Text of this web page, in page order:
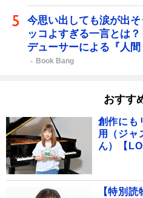
今思い出しても涙が出
ッコよすぎる一言とは
デューサーによる『人
Book Bang
おすす
創作にも
用（ジ
ん）【
【特別